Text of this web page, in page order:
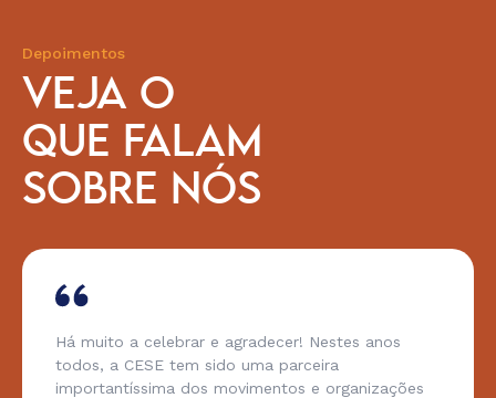
Depoimentos
VEJA O
QUE FALAM
SOBRE NÓS
Há muito a celebrar e agradecer! Nestes anos
todos, a CESE tem sido uma parceira
importantíssima dos movimentos e organizações